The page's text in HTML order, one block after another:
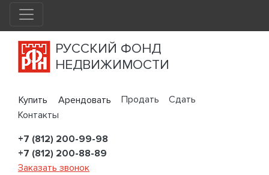
РУССКИЙ ФОНД
НЕДВИЖИМОСТИ
Купить Арендовать Продать
Сдать
Контакты
+7 (812) 200-99-98
+7 (812) 200-88-89
Заказать звонок